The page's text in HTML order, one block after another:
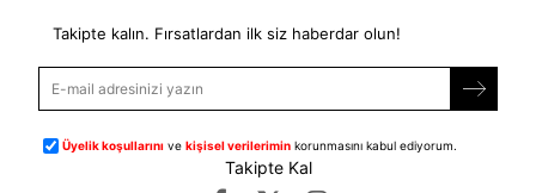
Takipte kalın. Fırsatlardan ilk siz haberdar olun!
Üyelik koşullarını vekişisel verilerimin korunmasını kabul ediyorum.
Takipte Kal